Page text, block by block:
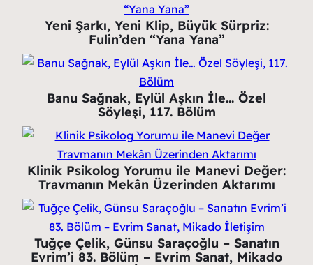
Yeni Şarkı, Yeni Klip, Büyük Sürpriz:
Fulin’den “Yana Yana”
Banu Sağnak, Eylül Aşkın İle… Özel
Söyleşi, 117. Bölüm
Klinik Psikolog Yorumu ile Manevi Değer:
Travmanın Mekân Üzerinden Aktarımı
Tuğçe Çelik, Günsu Saraçoğlu – Sanatın
Evrim’i 83. Bölüm – Evrim Sanat, Mikado